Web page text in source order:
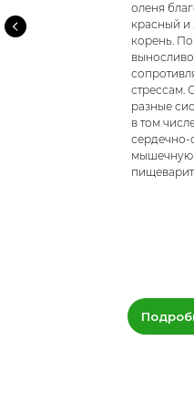
оленя
красный и
корень.
стрессам.
разные
в том
сердечно-
мышечную